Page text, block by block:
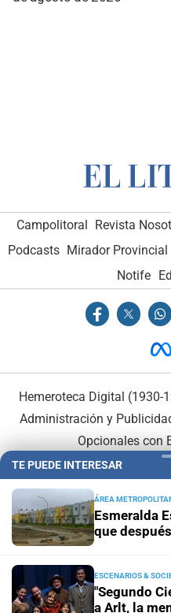
Campolitoral Revista
Podcasts Mirador Provincial
Notife
Hemeroteca Digital (1930-
Administración y
Opcionales con
En
TE PUEDE INTERESAR
ÁREA
Esmeralda
que
ESCENARIOS &
"Segundo
a Arlt, la